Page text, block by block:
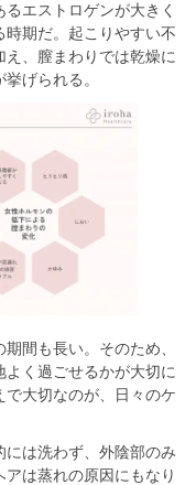
エストロゲンが大きく
期だ。起こりやすい不
、膣まわりでは乾燥に
げられる。
間も長い。そのため、
く過ごせるかが大切に
大切なのが、日々のケ
は洗わず、外陰部のみ
は蒸れの原因にもなり